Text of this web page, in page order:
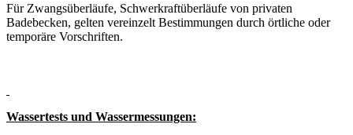
Für Zwangsüberläufe, Schwerkraftüberläufe von privaten
Badebecken, gelten vereinzelt Bestimmungen durch örtliche oder
temporäre Vorschriften.
Wassertests und Wassermessungen: